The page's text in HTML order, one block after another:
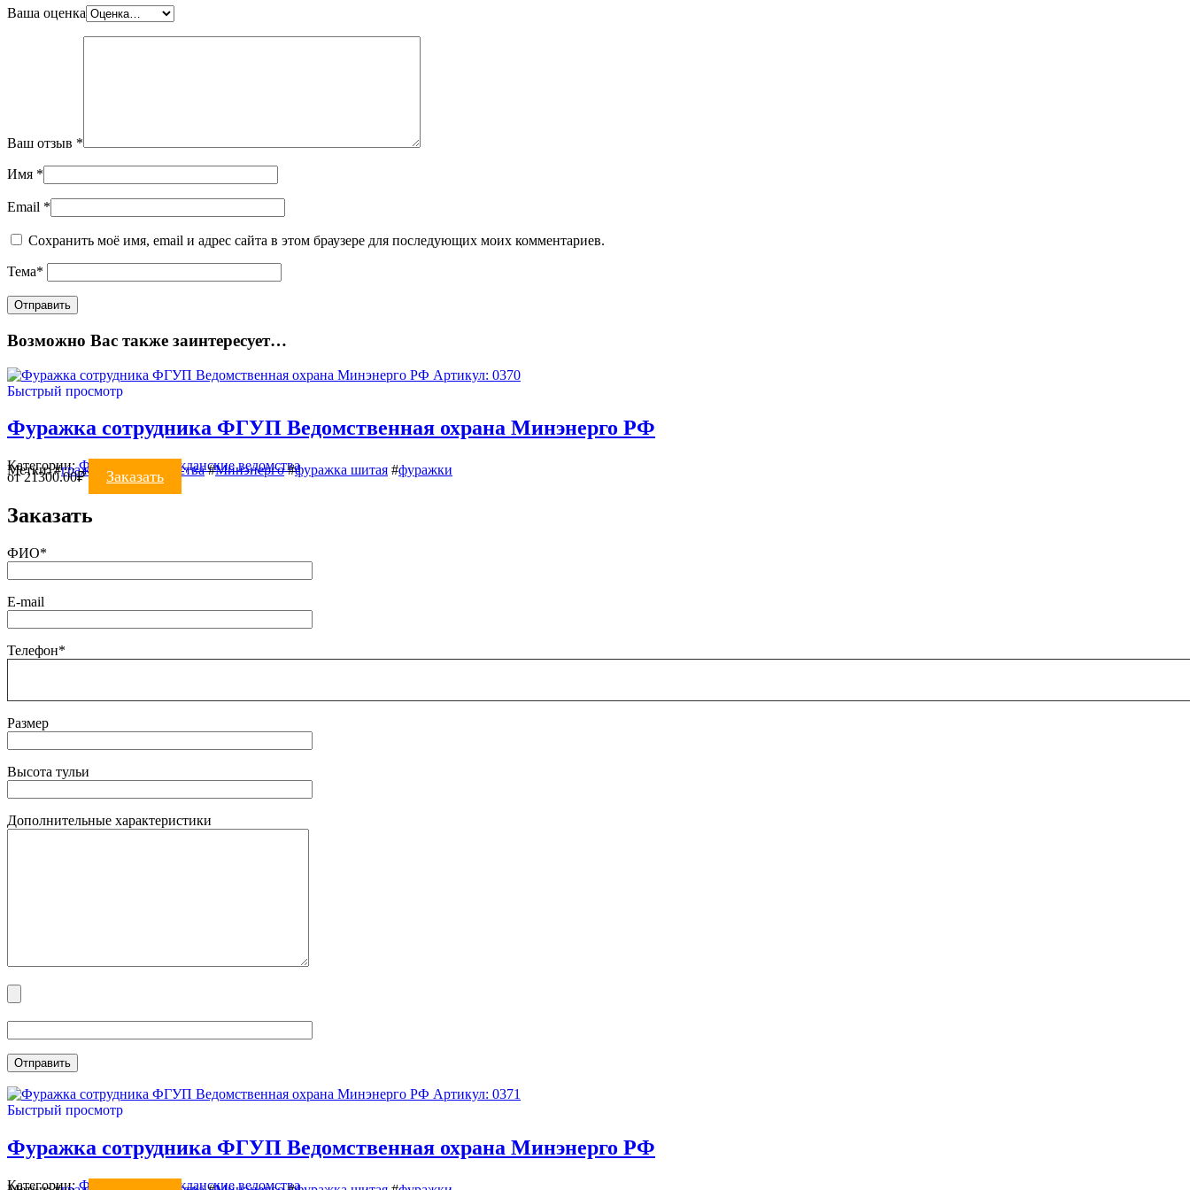
Ваша оценка
Ваш отзыв *
Имя *
Email *
Сохранить моё имя, email и адрес сайта в этом браузере для последующих моих комментариев.
Тема*
Возможно Вас также заинтересует…
Артикул: 0370
Быстрый просмотр
Фуражка сотрудника ФГУП Ведомственная охрана Минэнерго РФ
Категории: ФУРАЖКИ Гражданские ведомства
Метки:#гражданские ведомства#Минэнерго#фуражка шитая #фуражки
от21300.00₽ Заказать
Заказать
ФИО*
E-mail
Телефон*
Размер
Высота тульи
Дополнительные характеристики
Артикул: 0371
Быстрый просмотр
Фуражка сотрудника ФГУП Ведомственная охрана Минэнерго РФ
Категории: ФУРАЖКИ Гражданские ведомства